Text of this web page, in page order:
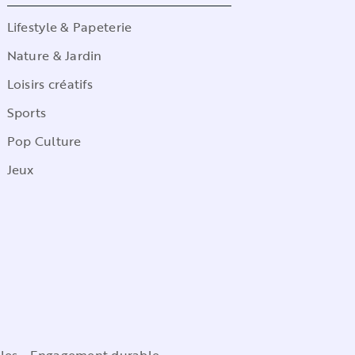
Lifestyle & Papeterie
Nature & Jardin
Loisirs créatifs
Sports
Pop Culture
Jeux